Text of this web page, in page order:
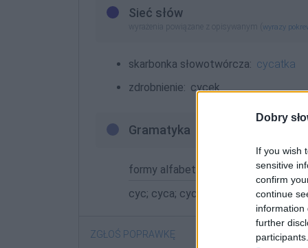
Dobry
If you wish
sensitive
confirm
continue
information
further
Sieć słów
wyrażenia powiązane z opisywanym ( wyrazy
skarbonka słowotwórcza: cycatka
zdrobnienie: cycek
Gramatyka
formy alfabetycznie:
cyc; cyca; cycach; cycami; cyce;
ZGŁOŚ POPRAWKĘ